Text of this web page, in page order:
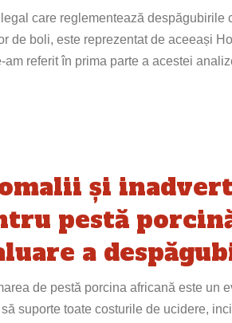
care reglementează despăgubirile
de boli, este reprezentat de aceeași
am referit în prima parte a acestei
și
pestă
a
de pestă porcina africană este un
suporte toate costurile de ucidere,